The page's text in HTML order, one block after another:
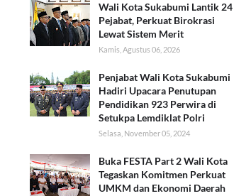
Wali Kota Sukabumi Lantik 24
Pejabat, Perkuat Birokrasi
Lewat Sistem Merit
Kamis, Agustus 06, 2026
Penjabat Wali Kota Sukabumi
Hadiri Upacara Penutupan
Pendidikan 923 Perwira di
Setukpa Lemdiklat Polri
Selasa, November 05, 2024
Buka FESTA Part 2 Wali Kota
Tegaskan Komitmen Perkuat
UMKM dan Ekonomi Daerah